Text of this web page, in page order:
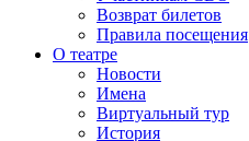
Возврат билетов
Правила посещения
О театре
Новости
Имена
Виртуальный тур
История